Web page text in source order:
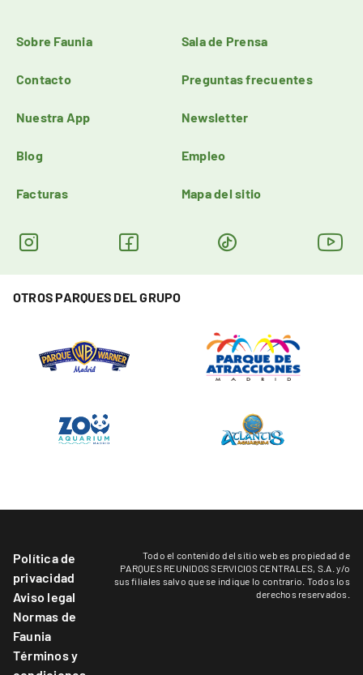
Sobre Faunia Sala de Prensa
Contacto Preguntas frecuentes
Nuestra App Newsletter
Blog Empleo
Facturas Mapa del sitio
OTROS PARQUES DEL GRUPO
Política de
privacidad
Aviso legal
Normas de
Faunia
Términos y
Todo el contenido del sitio web es propiedad de
PARQUES REUNIDOS SERVICIOS CENTRALES, S.A. y/o
sus filiales salvo que se indique lo contrario. Todos los
derechos reservados.